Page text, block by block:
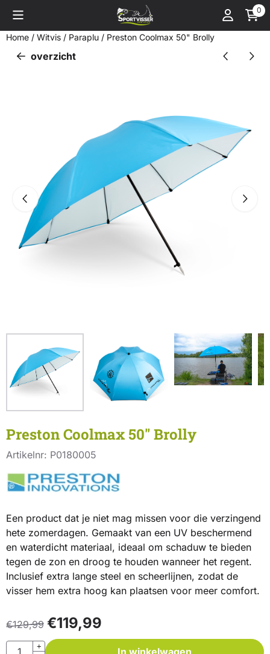
Cookievoorkeuren zijn momenteel gesloten. 0
Home / Witvis / Paraplu / Preston Coolmax 50" Brolly
overzicht
Preston Coolmax 50" Brolly
Artikelnr: P0180005
Een product dat je niet mag missen voor die verzingend
hete zomerdagen. Gemaakt van een UV beschermend
en waterdicht materiaal, ideaal om schaduw te bieden
tegen de zon en droog te houden wanneer het regent.
Inclusief extra lange steel en scheerlijnen, zodat de
visser hem extra hoog kan plaatsen voor meer comfort.
€129,99 €119,99
Aantal
+